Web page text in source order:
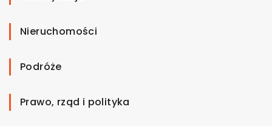
Nieruchomości
Podróże
Prawo, rząd i polityka